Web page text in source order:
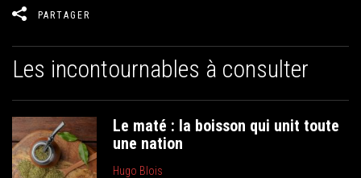
PARTAGER
Les incontournables à consulter
Le maté : la boisson qui unit toute
une nation
Hugo Blois